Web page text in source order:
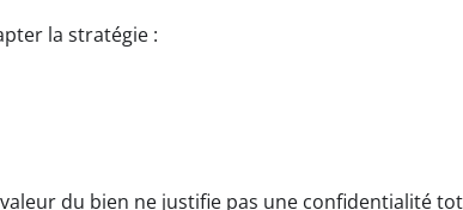
la stratégie :
du bien ne justifie pas une confidentialité